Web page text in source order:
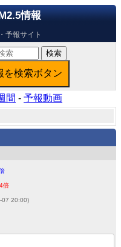
情報
予報サイト
間 - 予報動画
倍
07 20:00)